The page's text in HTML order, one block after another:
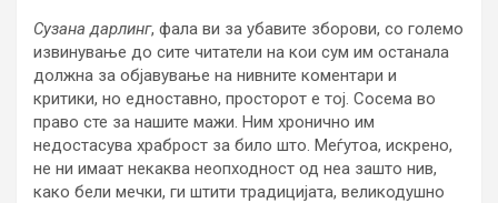
Сузана дарлинг, фала ви за убавите зборови, со големо
извинување до сите читатели на кои сум им останала
должна за објавување на нивните коментари и
критики, но едноставно, просторот е тој. Сосема во
право сте за нашите мажи. Ним хронично им
недостасува храброст за било што. Меѓутоа, искрено,
не ни имаат некаква неопходност од неа зашто нив,
како бели мечки, ги штити традицијата, великодушно